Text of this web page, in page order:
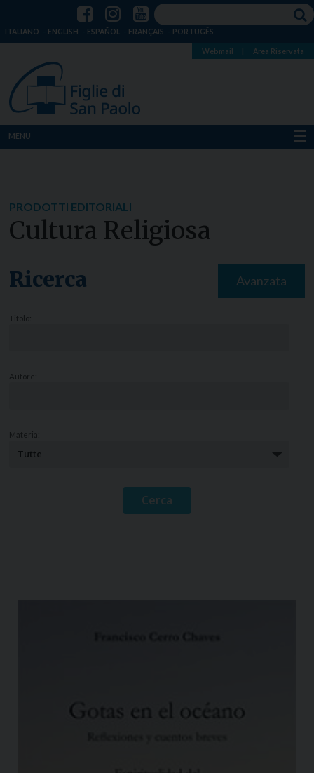
ITALIANO ENGLISH ESPAÑOL FRANÇAIS PORTUGÊS
Webmail Area Riservata
MENU
Notizie
PRODOTTI EDITORIALI
Cultura Religiosa
Ricerca Avanzata
Titolo:
Autore:
Materia: